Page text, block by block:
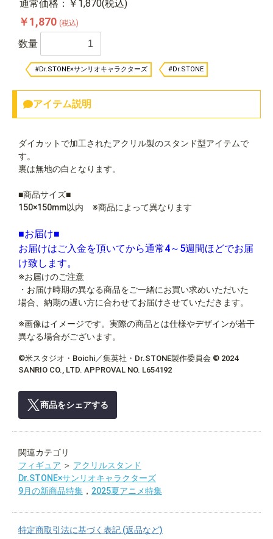
通常価格：￥1,870(税込)
￥1,870 (税込)
数量
#Dr.STONE×サンリオキャラクターズ #Dr.STONE
アイテム説明
ダイカットで加工されたアクリル製のスタンド型アイテムで
す。
裏は無地の白となります。
■商品サイズ■
150×150mm以内 ※商品によって異なります
■お届け■
お届けはご入金を頂いてから通常4～5週間ほどでお届
け致します。
※お届けのご注意
・お届け時期の異なる商品をご一緒にお買い求めいただいた
場合、納期の遅い方に合わせてお届けさせていただきます。
※画像はイメージです。実際の商品とは仕様やデザインが若干
異なる場合がございます。
©米スタジオ・Boichi／集英社・Dr.STONE製作委員会 © 2024
SANRIO CO., LTD. APPROVAL NO. L654192
商品をシェアする
関連カテゴリ
フィギュア ＞ アクリルスタンド
Dr.STONE×サンリオキャラクターズ
9月の新商品特集 ， 2025夏アニメ特集
特定商取引法に基づく表記 (返品など)